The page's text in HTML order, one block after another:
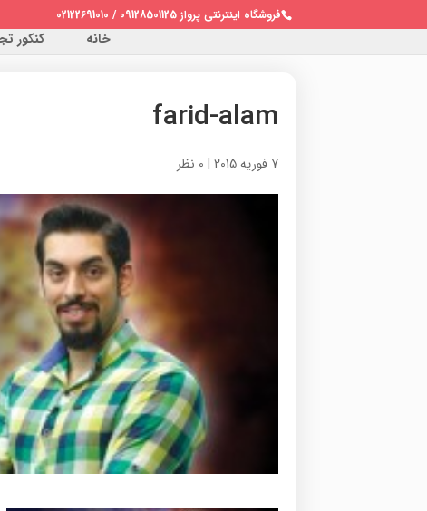
فروشگاه اینترنتی پرواز 09128501125 / 02122691010
خانه کنکور
farid-alam
7 فوریه 2015 | 0 نظر